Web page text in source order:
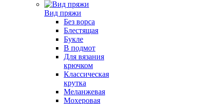
Вид пряжи
Без ворса
Блестящая
Букле
В подмот
Для вязания
крючком
Классическая
крутка
Меланжевая
Мохеровая